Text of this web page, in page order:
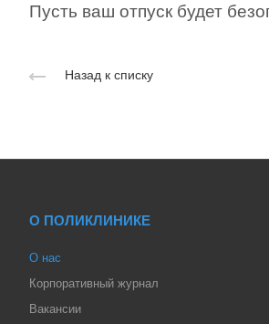
Пусть ваш отпуск будет
Назад к списку
О ПОЛИКЛИНИКЕ
О нас
Корпоративный журнал
Вакансии